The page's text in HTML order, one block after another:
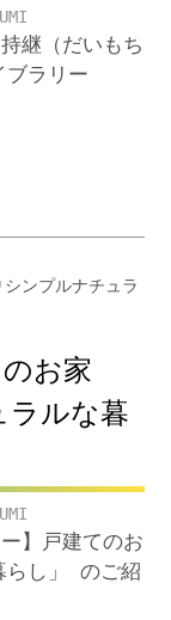
継（だいもち
ブラリー
のお家
ラルな暮
】戸建てのお
らし」 のご紹